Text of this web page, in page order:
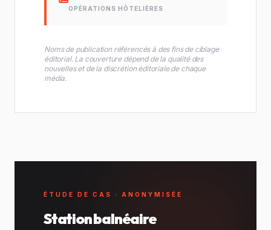
OPÉRATIONS HÔTELIÈRES
Noms de publication référencés à des fins de ciblage
éditorial. La couverture dépend de la qualité des
nouvelles et de la discrétion éditoriale de chaque
média.
ÉTUDE DE CAS · ANONYMISÉE
Station balnéaire